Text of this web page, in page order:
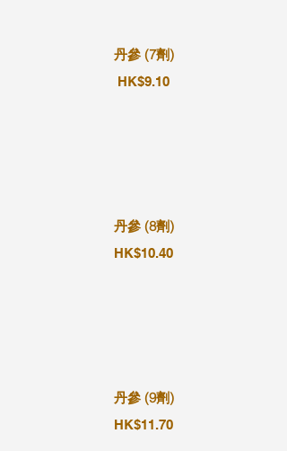
丹參 (7劑)
HK$9.10
丹參 (8劑)
HK$10.40
丹參 (9劑)
HK$11.70